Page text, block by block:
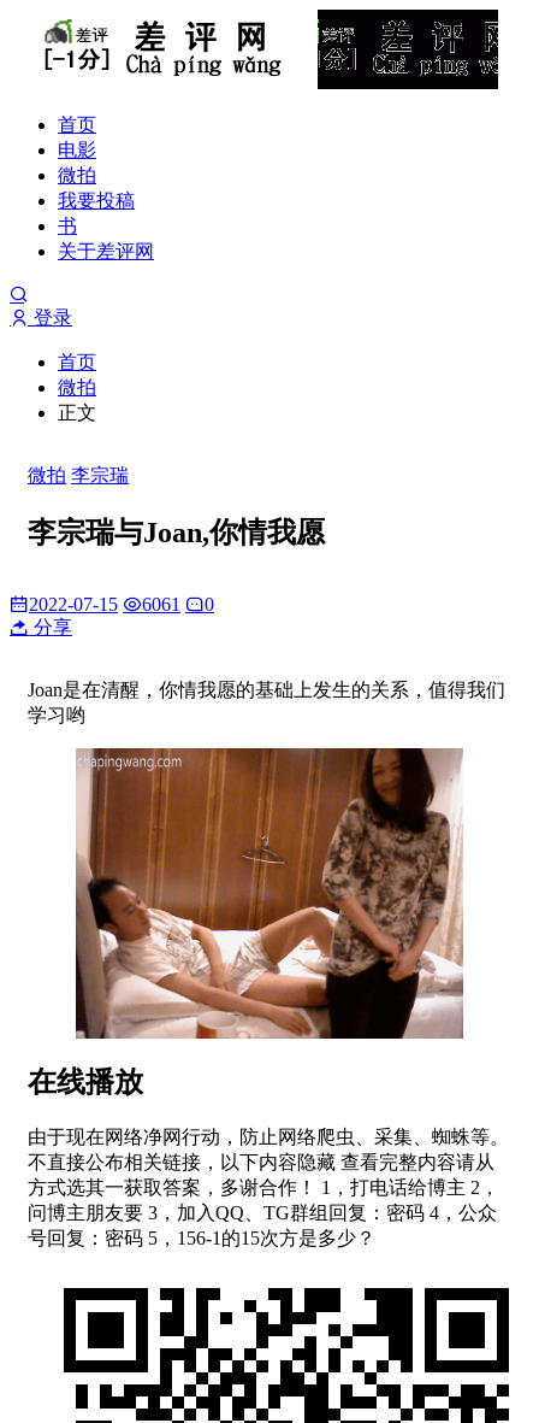
首页
电影
微拍
我要投稿
书
关于差评网
登录
首页
微拍
正文
微拍 李宗瑞
李宗瑞与Joan,你情我愿
2022-07-15 6061
0
分享
Joan是在清醒，你情我愿的基础上发生的关系，值得我们
学习哟
在线播放
由于现在网络净网行动，防止网络爬虫、采集、蜘蛛等。
不直接公布相关链接，以下内容隐藏 查看完整内容请从
方式选其一获取答案，多谢合作！ 1，打电话给博主 2，
问博主朋友要 3，加入QQ、TG群组回复：密码 4，公众
号回复：密码 5，156-1的15次方是多少？